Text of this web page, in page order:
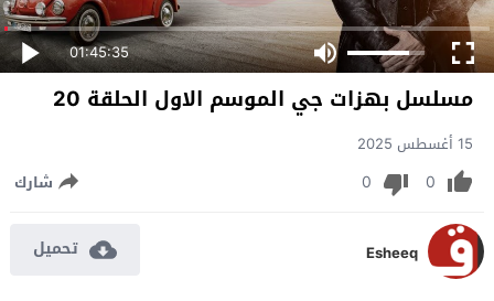
01:45:35
مسلسل بهزات جي الموسم الاول الحلقة 20
15 أغسطس 2025
0
0 شارك
Esheeq تحميل